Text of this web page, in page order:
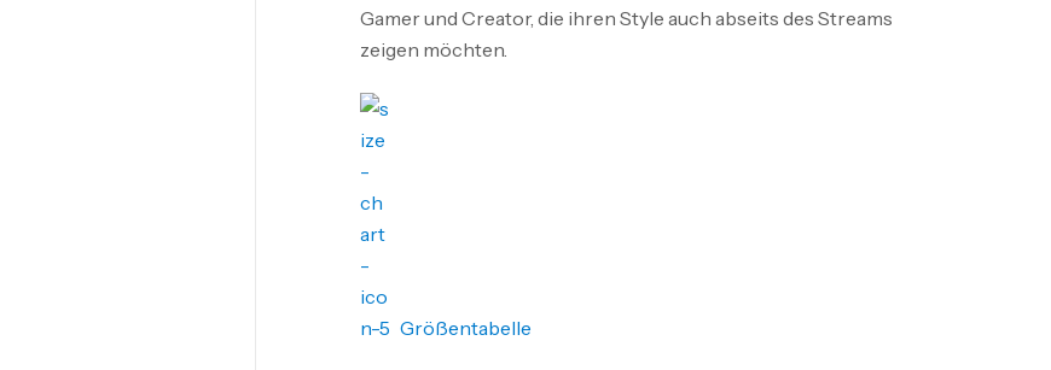
Gamer und Creator, die ihren Style auch abseits des Streams
zeigen möchten.
Größentabelle